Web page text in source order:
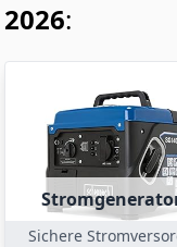
2026:
Sichere